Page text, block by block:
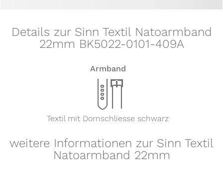
Details zur Sinn Textil Natoarmband
22mm BK5022-0101-409A
Armband
x
Textil mit Dornschliesse schwarz
weitere Informationen zur Sinn Textil
Natoarmband 22mm